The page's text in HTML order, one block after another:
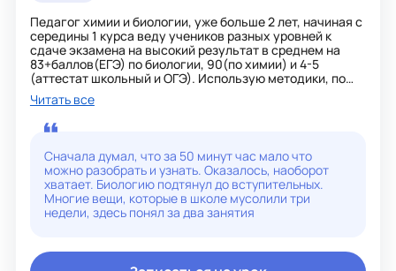
Педагог химии и биологии, уже больше 2 лет, начиная с
середины 1 курса веду учеников разных уровней к
сдаче экзамена на высокий результат в среднем на
83+баллов(ЕГЭ) по биологии, 90(по химии) и 4-5
(аттестат школьный и ОГЭ). Использую методики, по
которым обучали меня : с акцентом на практику и
осознанное обучение, чтобы в первую очередь на
экзамене приходил не страх а интерес: что если
попробуем так?; Потому что экзамен не стоит бояться,
если подойти к нему со спокойной головой и
уверенностью, то всё возможно осилить.
Читать все
Сначала думал, что за 50 минут час мало что
можно разобрать и узнать. Оказалось, наоборот
хватает. Биологию подтянул до вступительных.
Многие вещи, которые в школе мусолили три
недели, здесь понял за два занятия